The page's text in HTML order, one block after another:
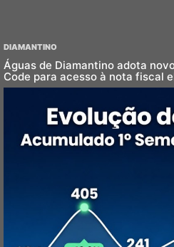
DIAMANTINO
Águas de Diamantino adota
Code para acesso à nota fiscal